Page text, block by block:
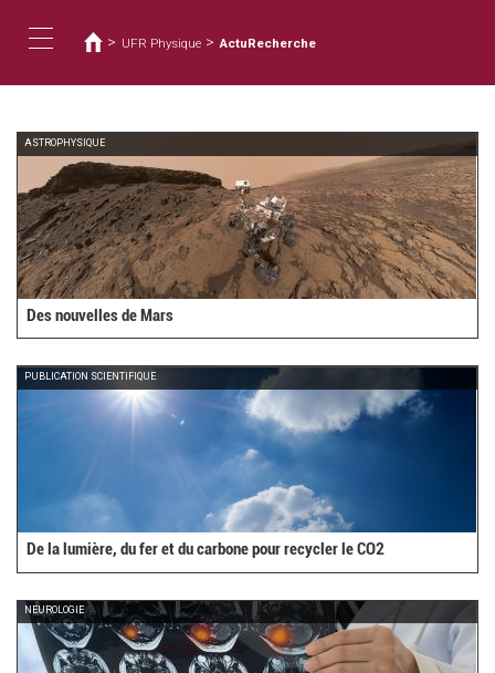
contenido
navigation
está
aquí
> UFR Physique > ActuRecherche
ASTROPHYSIQUE
Des nouvelles de Mars
PUBLICATION SCIENTIFIQUE
De la lumière, du fer et du carbone pour recycler le CO2
NEUROLOGIE